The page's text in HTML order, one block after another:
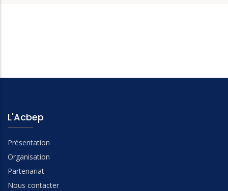
L'Acbep
Présentation
Organisation
Partenariat
Nous contacter